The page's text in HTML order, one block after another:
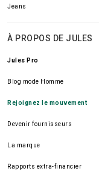
Jeans
À PROPOS DE JULES
Jules Pro
Blog mode Homme
Rejoignez le mouvement
Devenir fournisseurs
La marque
Rapports extra-financier